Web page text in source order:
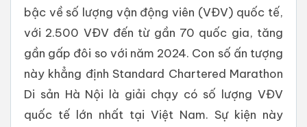
bậc về số lượng vận động viên (VĐV) quốc tế,
với 2.500 VĐV đến từ gần 70 quốc gia, tăng
gần gấp đôi so với năm 2024. Con số ấn tượng
này khẳng định Standard Chartered Marathon
Di sản Hà Nội là giải chạy có số lượng VĐV
quốc tế lớn nhất tại Việt Nam. Sự kiện này